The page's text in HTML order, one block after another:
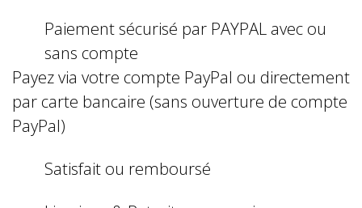
Paiement sécurisé par PAYPAL avec ou
sans compte
Payez via votre compte PayPal ou directement
par carte bancaire (sans ouverture de compte
PayPal)
Satisfait ou remboursé